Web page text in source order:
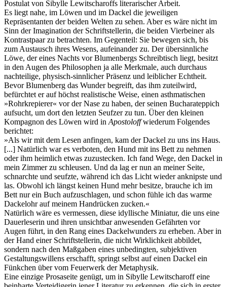
Postulat von Sibylle Lewitscharoffs literarischer Arbeit.
Es liegt nahe, im Löwen und im Dackel die jeweiligen
Repräsentanten der beiden Welten zu sehen. Aber es wäre nicht im
Sinn der Imagination der Schriftstellerin, die beiden Vierbeiner als
Kontrastpaar zu betrachten. Im Gegenteil: Sie bewegen sich, bis
zum Austausch ihres Wesens, aufeinander zu. Der übersinnliche
Löwe, der eines Nachts vor Blumenbergs Schreibtisch liegt, besitzt
in den Augen des Philosophen ja alle Merkmale, auch durchaus
nachteilige, physisch-sinnlicher Präsenz und leiblicher Echtheit.
Bevor Blumenberg das Wunder begreift, das ihm zuteilwird,
befürchtet er auf höchst realistische Weise, einen asthmatischen
»Rohrkrepierer« vor der Nase zu haben, der seinen Bucharateppich
aufsucht, um dort den letzten Seufzer zu tun. Über den kleinen
Kompagnon des Löwen wird inApostoloffwiederum Folgendes
berichtet:
»Als wir mit dem Lesen anfingen, kam der Dackel zu uns ins Haus.
[...] Natürlich war es verboten, den Hund mit ins Bett zu nehmen
oder ihm heimlich etwas zuzustecken. Ich fand Wege, den Dackel in
mein Zimmer zu schleusen. Und da lag er nun an meiner Seite,
schnarchte und seufzte, während ich das Licht wieder anknipste und
las. Obwohl ich längst keinen Hund mehr besitze, brauche ich im
Bett nur ein Buch aufzuschlagen, und schon fühle ich das warme
Dackelohr auf meinem Handrücken zucken.«
Natürlich wäre es vermessen, diese idyllische Miniatur, die uns eine
Dauerleserin und ihren unsichtbar anwesenden Gefährten vor
Augen führt, in den Rang eines Dackelwunders zu erheben. Aber in
der Hand einer Schriftstellerin, die nicht Wirklichkeit abbildet,
sondern nach den Maßgaben eines unbedingten, subjektiven
Gestaltungswillens erschafft, springt selbst auf einen Dackel ein
Fünkchen über vom Feuerwerk der Metaphysik.
Eine einzige Prosaseite genügt, um in Sibylle Lewitscharoff eine